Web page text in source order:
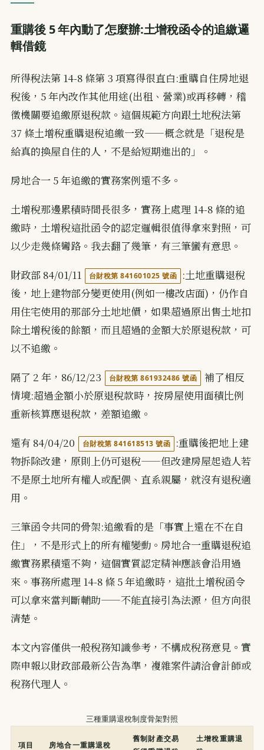
重購後 5 年內動了怎麼辦:土增稅函令的追繳邏
輯借鏡
所得稅法第 14-8 條第 3 項寫得很直白:重購自住房地退
稅後，5 年內改作其他用途(出租、營業)或再移轉，稽
徵機關要追繳原退稅款。這個規範方向跟土地稅法第
37 條土增稅重購退稅追繳一致——概念就是「退稅是
給真的換屋自住的人，不是給短期進出的」。
房地合一 5 年追繳的實務案例還不多。
土增稅那邊累積時間長很多，實務上處理 14-8 條的追
繳時，土增稅這批函令的認定邏輯很值得拿來對照，可
以少走幾條彎路。我去翻了幾筆，有三筆蠻有意思。
財政部 84/01/11
台財稅第 841601025 號函
:土地重購退稅
後，地上建物部分變更使用(例如一樓改店面)，仍作自
用住宅使用的那部分土地地價，如果超過原出售土地扣
除土增稅後的餘額，而且超過的金額大於原退稅款，可
以不追繳。
隔了 2 年，86/12/23
台財稅第 861932486 號函
補了相反
情境:超過金額小於原退稅款時，按房屋使用面積比例
重新核算應退稅款，差額追繳。
還有 84/04/20
台財稅第 841618513 號函
:重購後把地上建
物拆除改建，原則上仍可退稅——但改建房屋起造人若
不是原土地所有權人或配偶、直系親屬，就沒有退稅適
用。
三筆函令共同的骨架:追繳看的是「事實上還在不在自
住」，不是形式上的所有權變動。房地合一重購退稅追
繳實務累積還不夠，這個實質認定精神應該會沿用過
來。事務所處理 14-8 條 5 年追繳時，這批土增稅函令
可以拿來當判斷輔助——不能直接引為法源，但方向很
清楚。
本文內容僅供一般稅務知識參考，不構成稅務意見。實
際申報以財政部最新公告為準，複雜案件請洽會計師或
稅務代理人。
三種重購退稅制度骨架對照
項目 房地合一重購退稅
舊制財產交易
土增稅重購退